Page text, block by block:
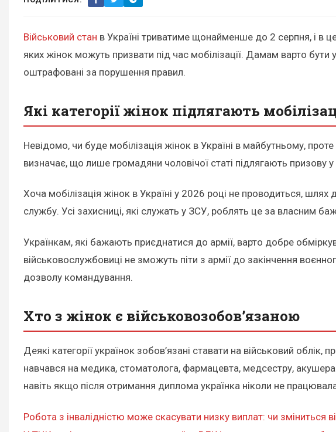
Військовий стан в Україні триватиме щонайменше до 2 серпня, і в
яких жінок можуть призвати під час мобілізації. Дамам варто бути
оштрафовані за порушення правил.
Які категорії жінок підлягають
Невідомо, чи буде мобілізація жінок в Україні в майбутньому,
визначає, що лише громадяни чоловічої статі підлягають призову
Хоча мобілізація жінок в Україні у 2026 році не проводиться,
службу. Усі захисниці, які служать у ЗСУ, роблять це за власним
Українкам, які бажають приєднатися до армії, варто добре
військовослужбовиці не зможуть піти з армії до закінчення
дозволу командування.
Хто з жінок є військовозобов’язаною
Деякі категорії українок зобов’язані ставати на військовий
навчався на медика, стоматолога, фармацевта, медсестру,
навіть якщо після отримання диплома українка ніколи не
Робота з інвалідністю може скасувати низку виплат: чи зміниться